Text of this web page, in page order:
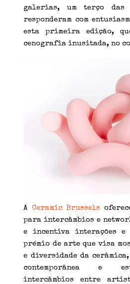
galerias, um terço das
responderam com
esta primeira edição,
cenografia inusitada, no
A Ceramic Brussels
para intercâmbios e
e incentiva interações e
prémio de arte que visa
e diversidade da
contemporânea e
intercâmbios entre